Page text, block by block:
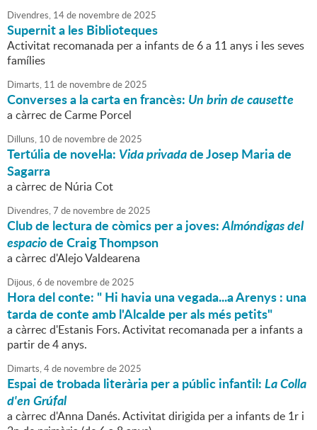
Divendres, 14de novembrede2025
Supernit a les Biblioteques
Activitat recomanada per a infants de 6 a 11 anys i les seves
famílies
Dimarts, 11 de novembrede2025
Converses a la carta en francès: Un brin de causette
a càrrec de Carme Porcel
Dilluns, 10 de novembrede2025
Tertúlia de novel·la: Vida privadade Josep Maria de
Sagarra
a càrrec de Núria Cot
Divendres,7 de novembrede2025
Club de lectura de còmics per a joves:Almóndigas del
espaciode Craig Thompson
a càrrec d'Alejo Valdearena
Dijous,6 de novembrede2025
Hora del conte: " Hi havia una vegada...a Arenys : una
tarda de conte amb l'Alcalde per als més petits"
a càrrec d'Estanis Fors. Activitat recomanada per a infants a
partir de 4 anys.
Dimarts,4de novembrede2025
Espai de trobada literària per a públic infantil:La Colla
d'en Grúfal
a càrrec d'Anna Danés. Activitat dirigida per a infants de 1r i